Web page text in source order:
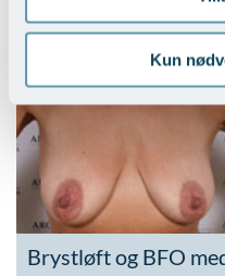
Kun
Brystløft og BFO